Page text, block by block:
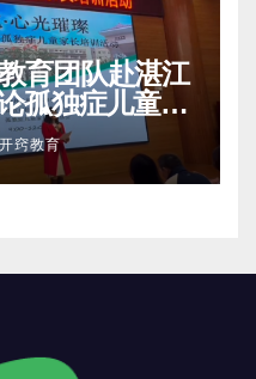
育团队赴湛江
孤独症儿童家
窍教育